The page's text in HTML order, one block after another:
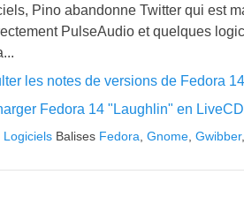
Pino abandonne Twitter qui est
PulseAudio et quelques
les notes de versions de Fedora 14
Fedora 14 "Laughlin" en
Logiciels Balises Fedora Gnome Gwibber,